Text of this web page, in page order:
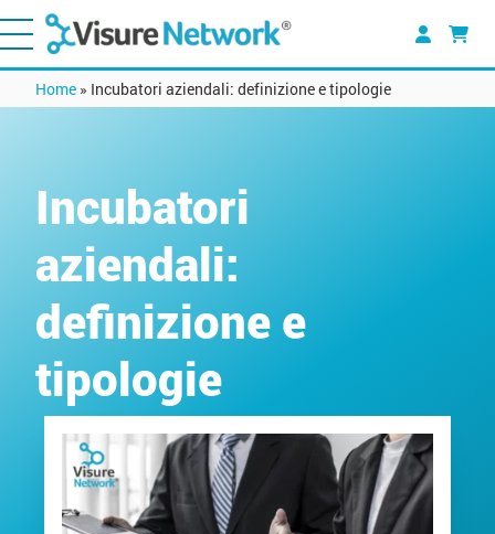
Home » Incubatori aziendali: definizione e tipologie
Incubatori
aziendali:
definizione e
tipologie